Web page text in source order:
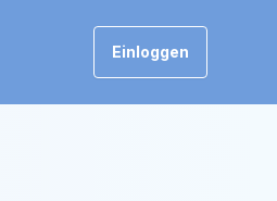
Einloggen